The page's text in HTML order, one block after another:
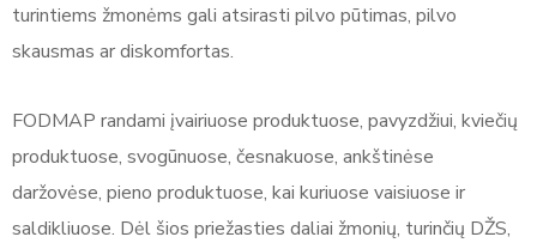
turintiems žmonėms gali atsirasti pilvo pūtimas, pilvo
skausmas ar diskomfortas.
FODMAP randami įvairiuose produktuose, pavyzdžiui, kviečių
produktuose, svogūnuose, česnakuose, ankštinėse
daržovėse, pieno produktuose, kai kuriuose vaisiuose ir
saldikliuose. Dėl šios priežasties daliai žmonių, turinčių DŽS,